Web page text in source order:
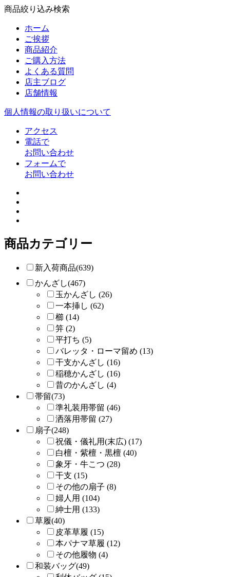
商品絞り込み検索
ホーム
ご挨拶
商品紹介
ご購入方法
よくある質問
店主ブログ
店舗情報
個人情報の取り扱いについて
アクセス
電話で
お問い合わせ
フォームで
お問い合わせ
商品カテゴリー
新入荷商品(639)
かんざし(467)
玉かんざし (26)
一本挿し (62)
櫛 (14)
笄 (2)
平打ち (5)
バレッタ・ローマ留め (13)
干支かんざし (16)
稲穂かんざし (16)
昔のかんざし (4)
帯留(73)
準礼装用帯留 (46)
洒落用帯留 (27)
扇子(248)
祝儀・儀礼用(末広) (17)
白檀・紫檀・黒檀 (40)
象牙・牛こつ (28)
干支 (15)
その他の扇子 (8)
婦人用 (104)
紳士用 (133)
草履(40)
皮革草履 (15)
本パナマ草履 (12)
その他履物 (4)
和装バッグ(49)